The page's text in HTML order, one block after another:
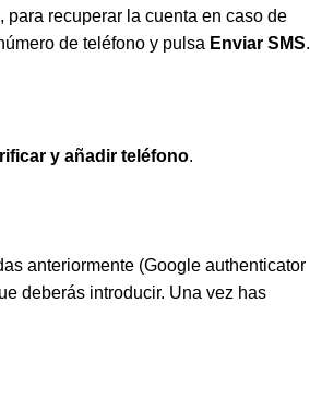
recuperar la cuenta en caso de
de teléfono y pulsa Enviar SMS.
y añadir teléfono.
anteriormente (Google authenticator
deberás introducir. Una vez has